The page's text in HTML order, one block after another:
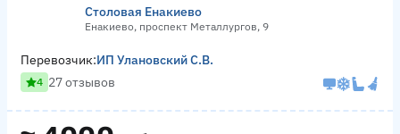
Столовая Енакиево
Енакиево, проспект Металлургов, 9
Перевозчик:ИП Улановский С.В.
4 27 отзывов